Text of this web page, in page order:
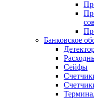
Банковское
Сейфы